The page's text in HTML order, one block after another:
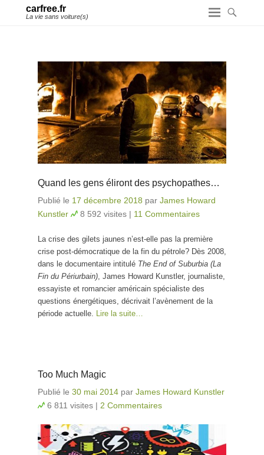
carfree.fr
La vie sans voiture(s)
Quand les gens éliront des psychopathes…
Publié le 17 décembre 2018 par James Howard
Kunstler
8 592 visites | 11 Commentaires
La crise des gilets jaunes n’est-elle pas la première
crise post-démocratique de la fin du pétrole? Dès 2008,
dans le documentaire intitulé The End of Suburbia (La
Fin du Périurbain) , James Howard Kunstler, journaliste,
essayiste et romancier américain spécialiste des
questions énergétiques, décrivait l’avènement de la
période actuelle.
Lire la suite…
Too Much Magic
Publié le 30 mai 2014 par James Howard Kunstler
6 811 visites | 2 Commentaires